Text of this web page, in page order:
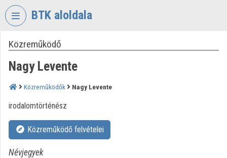
Fejléc kihagyása
BTK aloldala
VIDEOTORIUM
BÖLCSÉSZETTUDOMÁNYI
KUTATÓKÖZPONT
Intézményi kezdőlap
Bejelentkezés
Intézményi felfedezés
Közreműködő
Nagy Levente
Közreműködők Nagy Levente
irodalomtörténész
Közreműködő felvételei
Névjegyek